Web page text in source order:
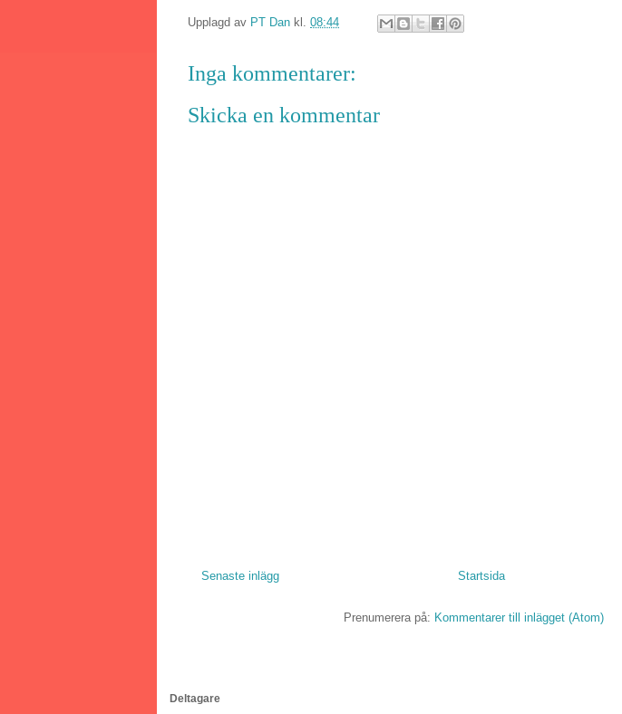
Upplagd av PT Dan kl. 08:44
Inga kommentarer:
Skicka en kommentar
Senaste inlägg Startsida
Prenumerera på: Kommentarer till inlägget (Atom)
Deltagare